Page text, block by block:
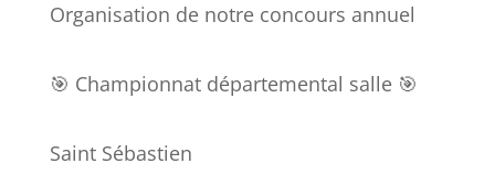
Organisation de notre concours annuel
🎯 Championnat départemental salle 🎯
Saint Sébastien